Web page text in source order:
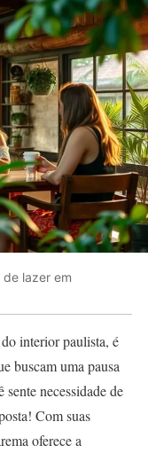
lazer em
interior paulista, é
buscam uma pausa
sente necessidade de
Com suas
oferece a